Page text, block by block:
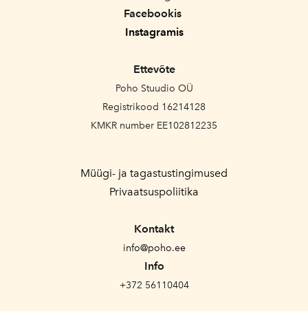
Facebookis
Instagramis
Ettevõte
Poho Stuudio OÜ
Registrikood 16214128
KMKR number EE102812235
Müügi- ja tagastustingimused
Privaatsuspoliitika
Kontakt
info@poho.ee
Info
+372 56110404